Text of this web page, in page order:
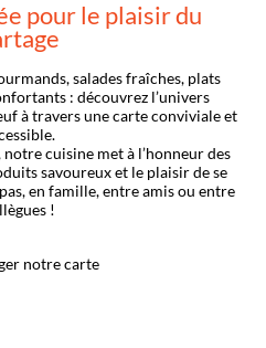
pour le plaisir du
salades fraîches, plats
: découvrez l’univers
à travers une carte conviviale et
cuisine met à l’honneur des
savoureux et le plaisir de se
en famille, entre amis ou entre
!
notre carte